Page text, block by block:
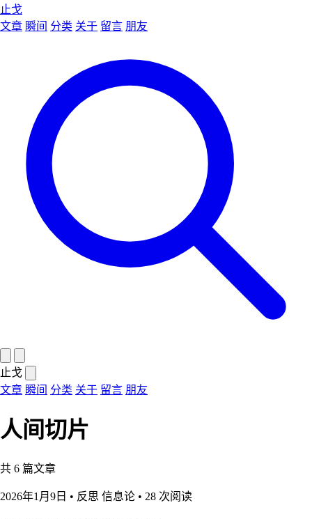
止戈
文章 瞬间 分类 关于 留言 朋友
止戈
文章 瞬间 分类 关于 留言 朋友
人间切片
共 6 篇文章
2026年1月9日 • 反思 信息论 • 28 次阅读